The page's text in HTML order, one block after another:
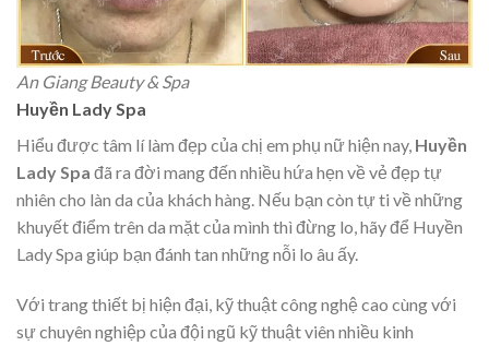
An Giang Beauty & Spa
Huyền Lady Spa
Hiểu được tâm lí làm đẹp của chị em phụ nữ hiện nay, Huyền
Lady Spa đã ra đời mang đến nhiều hứa hẹn về vẻ đẹp tự
nhiên cho làn da của khách hàng. Nếu bạn còn tự ti về những
khuyết điểm trên da mặt của mình thì đừng lo, hãy để Huyền
Lady Spa giúp bạn đánh tan những nỗi lo âu ấy.
Với trang thiết bị hiện đại, kỹ thuật công nghệ cao cùng với
sự chuyên nghiệp của đội ngũ kỹ thuật viên nhiều kinh